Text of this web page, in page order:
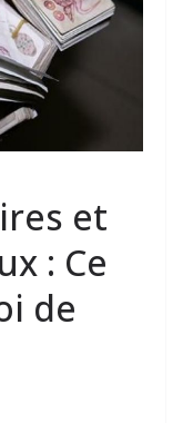
et
: Ce
de